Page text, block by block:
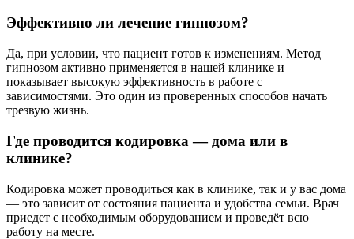
Эффективно ли лечение гипнозом?
Да, при условии, что пациент готов к изменениям. Метод
гипнозом активно применяется в нашей клинике и
показывает высокую эффективность в работе с
зависимостями. Это один из проверенных способов начать
трезвую жизнь.
Где проводится кодировка — дома или в
клинике?
Кодировка может проводиться как в клинике, так и у вас дома
— это зависит от состояния пациента и удобства семьи. Врач
приедет с необходимым оборудованием и проведёт всю
работу на месте.